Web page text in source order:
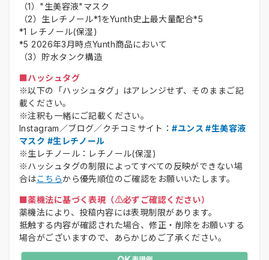
（1）"生美容液"マスク
（2）生レチノール*1をYunth史上最大量配合*5
*1 レチノール(保湿)
*5 2026年3月時点Yunth商品において
（3）貯水タンク構造
■ハッシュタグ
※以下の「ハッシュタグ」はアレンジせず、そのままご記
載ください。
※注釈も一緒にご記載ください。
Instagram／ブログ／クチコミサイト：#ユンス #生美容液
マスク #生レチノール
※生レチノール：レチノール(保湿)
※ハッシュタグの制限によってすべての反映ができない場
合はこちらから優先順位のご確認をお願いいたします。
■薬機法に基づく表現（⚠️必ずご確認ください）
薬機法により、投稿内容には表現制限があります。
抵触する内容が確認された場合、修正・削除をお願いする
場合がございますので、あらかじめご了承ください。